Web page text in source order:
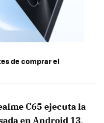
de comprar el
C65 ejecuta la
en Android 13,